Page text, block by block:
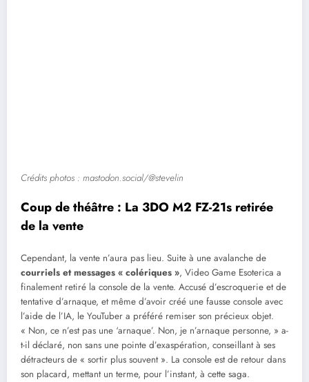
Crédits photos : mastodon.social/@stevelin
Coup de théâtre : La 3DO M2 FZ-21s retirée
de la vente
Cependant, la vente n’aura pas lieu. Suite à une avalanche de
courriels et messages « colériques », Video Game Esoterica a
finalement retiré la console de la vente. Accusé d’escroquerie et de
tentative d’arnaque, et même d’avoir créé une fausse console avec
l’aide de l’IA, le YouTuber a préféré remiser son précieux objet.
« Non, ce n’est pas une ‘arnaque’. Non, je n’arnaque personne, » a-
t-il déclaré, non sans une pointe d’exaspération, conseillant à ses
détracteurs de « sortir plus souvent ». La console est de retour dans
son placard, mettant un terme, pour l’instant, à cette saga.